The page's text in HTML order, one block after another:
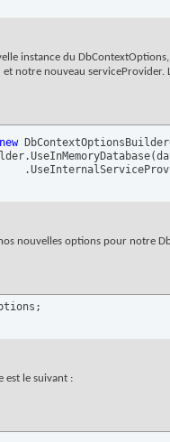
instance du
notre nouveau serviceProvider.
new
(
nouvelles options pour notre
est le suivant :